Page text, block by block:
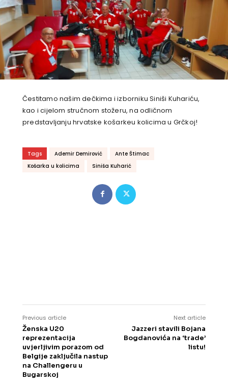
Čestitamo našim dečkima i izborniku Siniši Kuhariću,
kao i cijelom stručnom stožeru, na odličnom
predstavljanju hrvatske košarkeu kolicima u Grčkoj!
Tags Ademir Demirović
Ante Štimac
Košarka u kolicima
Siniša Kuharić
Previous article
Ženska U20
reprezentacija
uvjerljivim porazom od
Belgije zaključila nastup
na Challengeru u
Bugarskoj
Next article
Jazzeri stavili Bojana
Bogdanovića na ‘trade’
listu!